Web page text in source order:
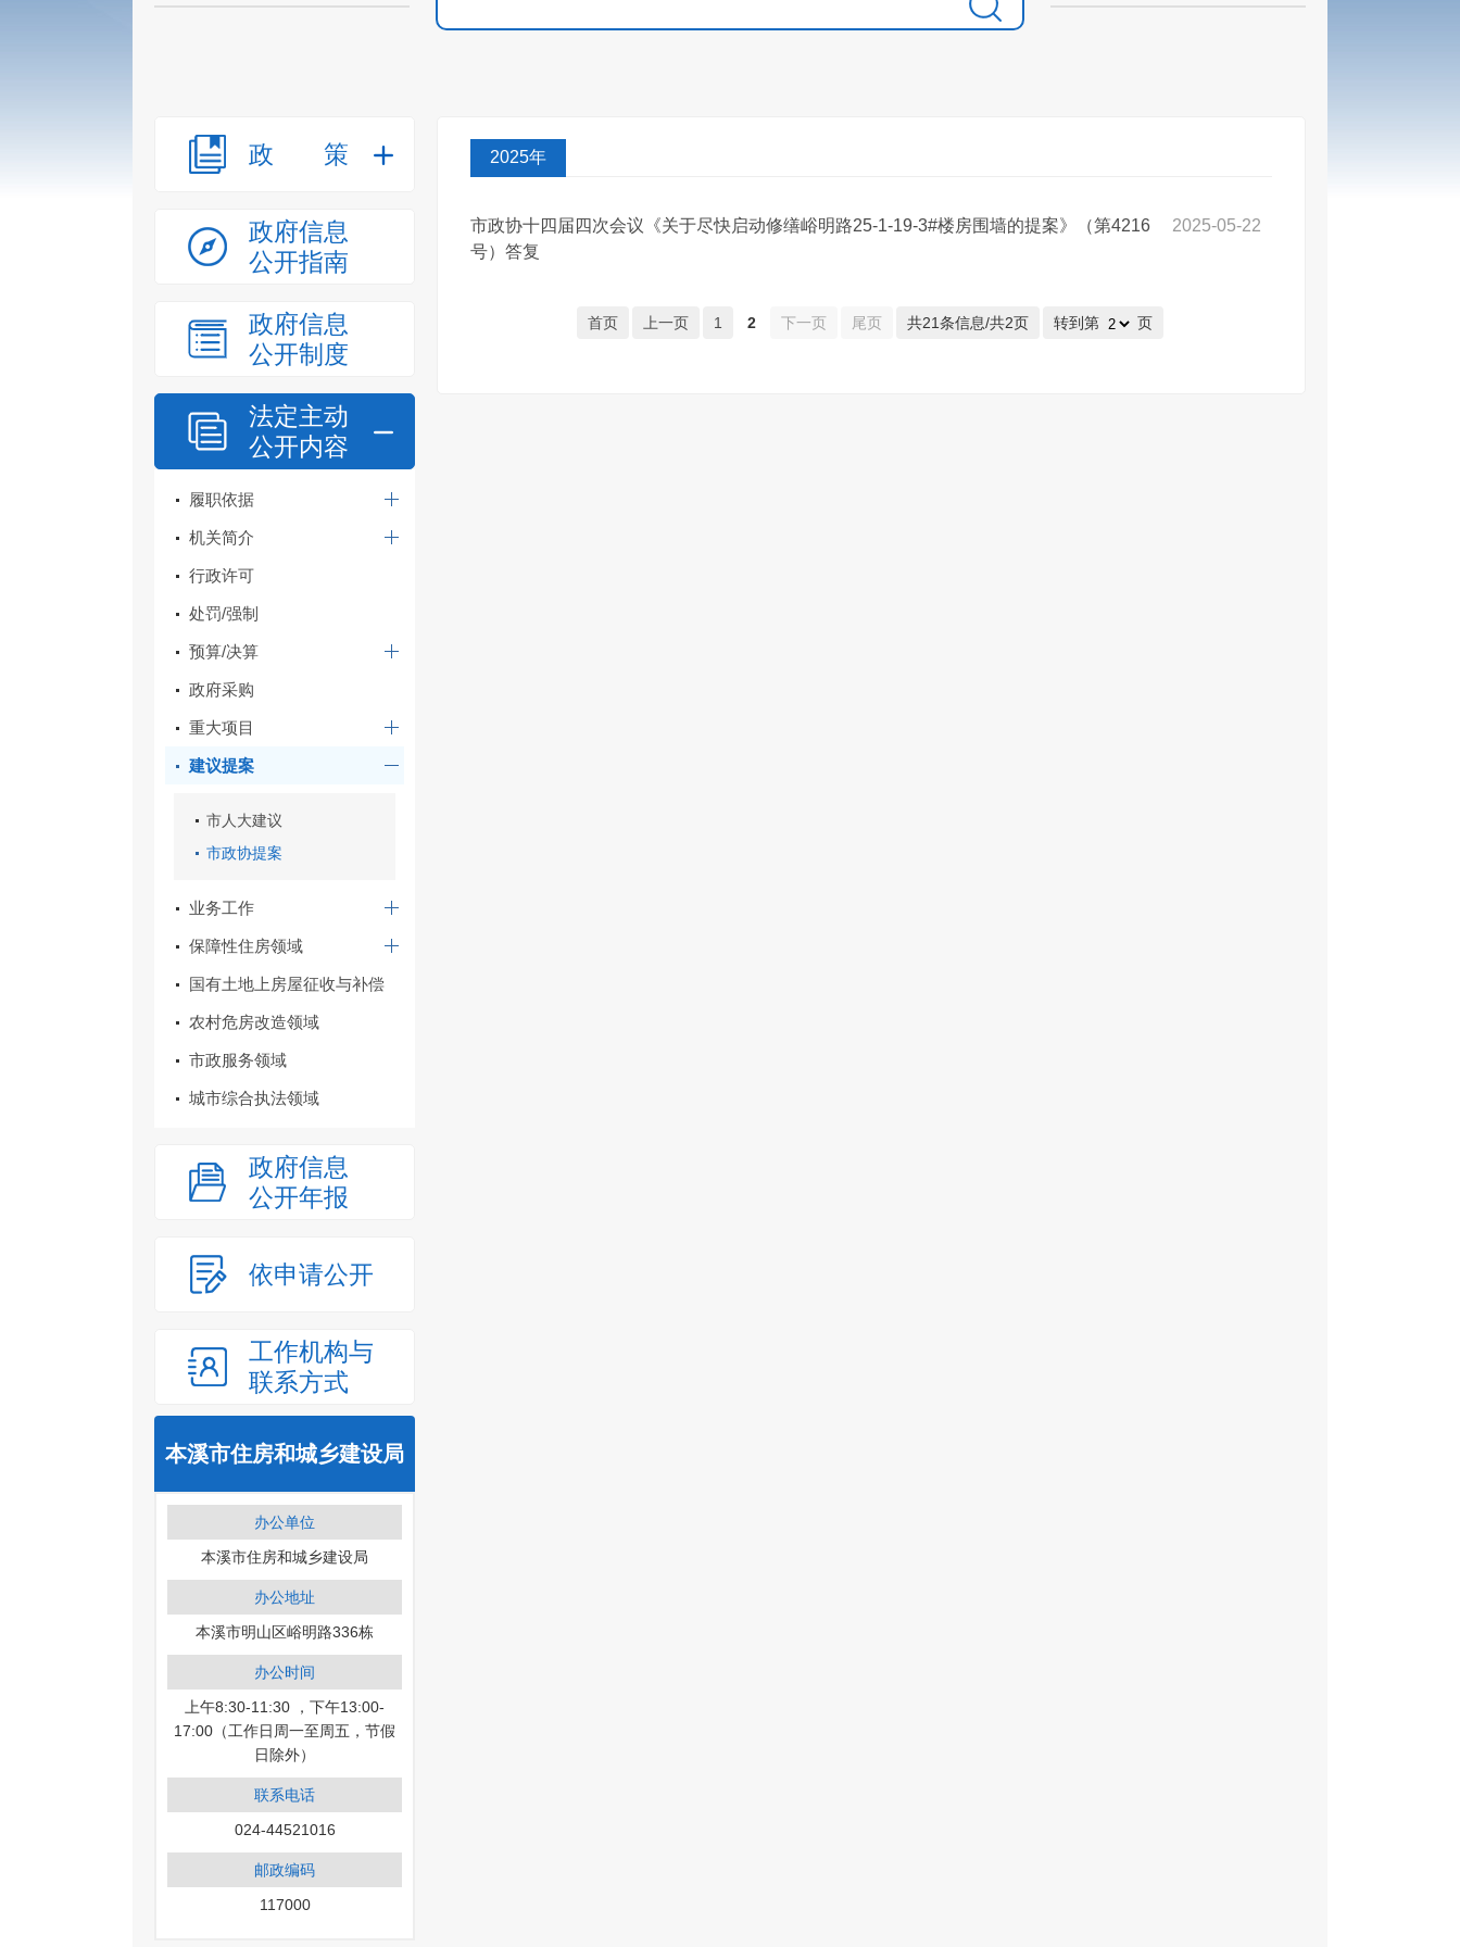
政策
政府信息
公开指南
政府信息
公开制度
法定主动
公开内容
履职依据
机关简介
行政许可
处罚/强制
预算/决算
政府采购
重大项目
建议提案
市人大建议
市政协提案
业务工作
保障性住房领域
国有土地上房屋征收与补偿
农村危房改造领域
市政服务领域
城市综合执法领域
政府信息
公开年报
依申请公开
工作机构与
联系方式
本溪市住房和城乡建设局
办公单位
本溪市住房和城乡建设局
办公地址
本溪市明山区峪明路336栋
办公时间
上午8:30-11:30 ，下午13:00-
17:00（工作日周一至周五，节假
日除外）
联系电话
024-44521016
邮政编码
117000
2025年
2025-05-22
市政协十四届四次会议《关于尽快启动修缮峪明路25-1-19-3#楼房围墙的提案》（第4216
号）答复
首页 上一页 1 2 下一页 尾页 共21条信息/共2页 转到第 页